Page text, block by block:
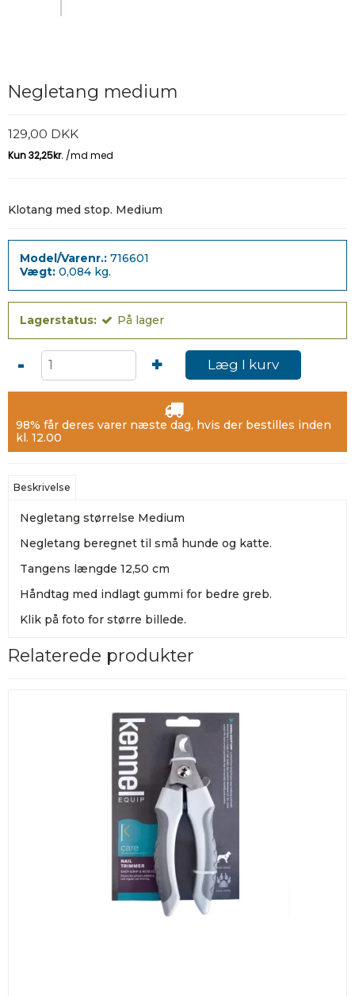
Negletang medium
129,00 DKK
Klotang med stop. Medium
Model/Varenr.: 716601
Vægt: 0,084 kg.
Lagerstatus: På lager
- + Læg I kurv
98% får deres varer næste dag, hvis der bestilles inden
kl. 12.00
Beskrivelse
Negletang størrelse Medium
Negletang beregnet til små hunde og katte.
Tangens længde 12,50 cm
Håndtag med indlagt gummi for bedre greb.
Klik på foto for større billede.
Relaterede produkter